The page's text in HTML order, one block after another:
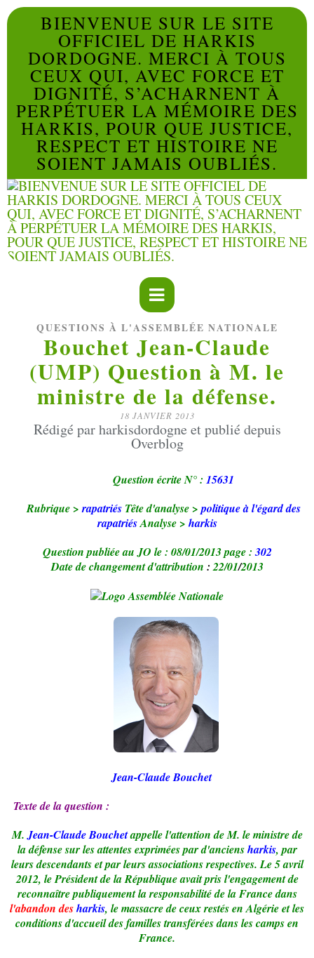
BIENVENUE SUR LE SITE
OFFICIEL DE HARKIS
DORDOGNE. MERCI À TOUS
CEUX QUI, AVEC FORCE ET
DIGNITÉ, S’ACHARNENT À
PERPÉTUER LA MÉMOIRE DES
HARKIS, POUR QUE JUSTICE,
RESPECT ET HISTOIRE NE
SOIENT JAMAIS OUBLIÉS.
QUESTIONS À L'ASSEMBLÉE NATIONALE
Bouchet Jean-Claude
(UMP) Question à M. le
ministre de la défense.
18 JANVIER 2013
Rédigé par harkisdordogne et publié depuis
Overblog
Question écrite N° : 15631
Rubrique > rapatriés Tête d'analyse > politique à l'égard des
rapatriésAnalyse > harkis
Question publiée au JO le : 08/01/2013 page :302
Date de changement d'attribution : 22/01/2013
Jean-Claude Bouchet
Texte de la question :
M.Jean-Claude Bouchetappelle l'attention de M. le ministre de
la défense sur les attentes exprimées par d'anciensharkis, par
leurs descendants et par leurs associations respectives. Le 5 avril
2012, le Président de la République avait pris l'engagement de
reconnaître publiquement la responsabilité de la France dans
l'abandon desharkis, le massacre de ceux restés en Algérie et les
conditions d'accueil des familles transférées dans les camps en
France.